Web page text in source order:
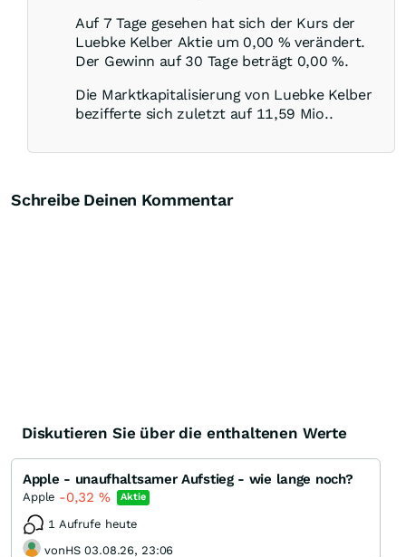
Auf 7 Tage gesehen hat sich der Kurs der
Luebke Kelber Aktie um0,00 % verändert.
Der Gewinn auf 30 Tage beträgt 0,00%.
Die Marktkapitalisierung von Luebke Kelber
bezifferte sich zuletzt auf 11,59 Mio..
Schreibe Deinen Kommentar
Diskutieren Sie über die enthaltenen Werte
Apple - unaufhaltsamer Aufstieg - wie lange noch?
Apple -0,32 % Aktie
1 Aufrufe heute
vonHS 03.08.26, 23:06